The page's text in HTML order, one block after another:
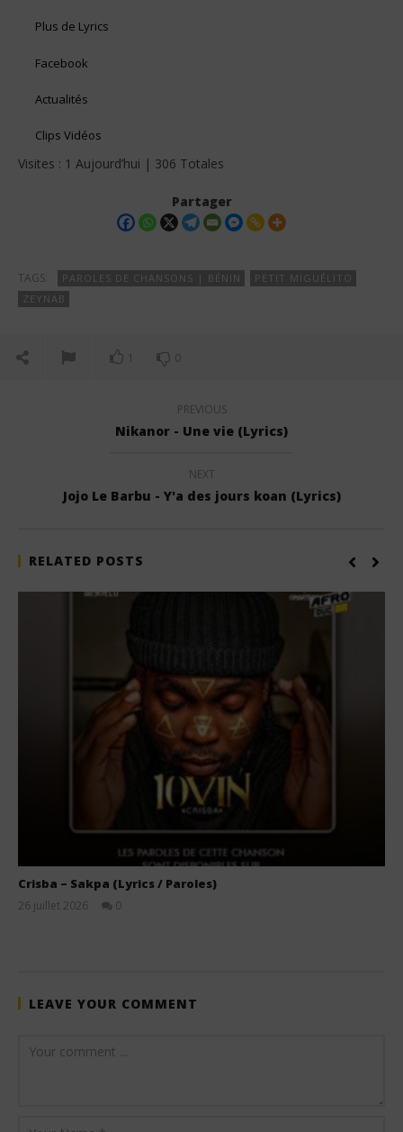
Plus de Lyrics
Facebook
Actualités
Clips Vidéos
Visites : 1 Aujourd’hui | 306 Totales
Partager
TAGS: PAROLES DE CHANSONS | BÉNIN
PETIT MIGUÉLITO
ZEYNAB
1 0
PREVIOUS
Nikanor - Une vie (Lyrics)
NEXT
Jojo Le Barbu - Y'a des jours koan (Lyrics)
RELATED POSTS
Crisba – Sakpa (Lyrics / Paroles)
26 juillet 2026
0
LEAVE YOUR COMMENT